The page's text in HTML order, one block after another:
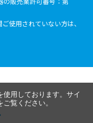
使用されていない方は、
用しております。サイ
ご覧ください。